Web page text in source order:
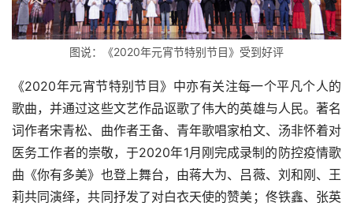
图说：《2020年元宵节特别节目》受到好评
《2020年元宵节特别节目》中亦有关注每一个平凡个人的
歌曲，并通过这些文艺作品讴歌了伟大的英雄与人民。著名
词作者宋青松、曲作者王备、青年歌唱家柏文、汤非怀着对
医务工作者的崇敬，于2020年1月刚完成录制的防控疫情歌
曲《你有多美》也登上舞台，由蒋大为、吕薇、刘和刚、王
莉共同演绎，共同抒发了对白衣天使的赞美；佟铁鑫、张英